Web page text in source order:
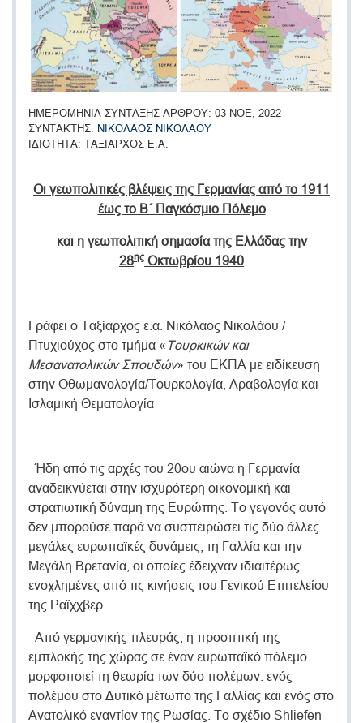
ΗΜΕΡΟΜΗΝΙΑ ΣΥΝΤΑΞΗΣ ΑΡΘΡΟΥ 03 ΝΟΕ, 2022
ΣΥΝΤΑΚΤΗΣ
ΝΙΚΟΛΑΟΣ ΝΙΚΟΛΑΟΥ
ΙΔΙΟΤΗΤΑ ΤΑΞΙΑΡΧΟΣ Ε.Α.
Οι γεωπολιτικές βλέψεις της Γερμανίας από το 1911
έως το Β΄ Παγκόσμιο Πόλεμο
και η γεωπολιτική σημασία της Ελλάδας την
28ης Οκτωβρίου 1940
Γράφει ο Ταξίαρχος ε.α. Νικόλαος Νικολάου /
Πτυχιούχος στο τμήμα « Τουρκικών και
Μεσανατολικών Σπουδών» του ΕΚΠΑ με ειδίκευση
στην Οθωμανολογία/Τουρκολογία, Αραβολογία και
Ισλαμική Θεματολογία
Ήδη από τις αρχές του 20ου αιώνα η Γερμανία
αναδεικνύεται στην ισχυρότερη οικονομική και
στρατιωτική δύναμη της Ευρώπης. Το γεγονός αυτό
δεν μπορούσε παρά να συσπειρώσει τις δύο άλλες
μεγάλες ευρωπαϊκές δυνάμεις, τη Γαλλία και την
Μεγάλη Βρετανία, οι οποίες έδειχναν ιδιαιτέρως
ενοχλημένες από τις κινήσεις του Γενικού Επιτελείου
της Ραϊχχβερ.
Από γερμανικής πλευράς, η προοπτική της
εμπλοκής της χώρας σε έναν ευρωπαϊκό πόλεμο
μορφοποιεί τη θεωρία των δύο πολέμων: ενός
πολέμου στο Δυτικό μέτωπο της Γαλλίας και ενός στο
Ανατολικό εναντίον της Ρωσίας. Το σχέδιο Shliefen